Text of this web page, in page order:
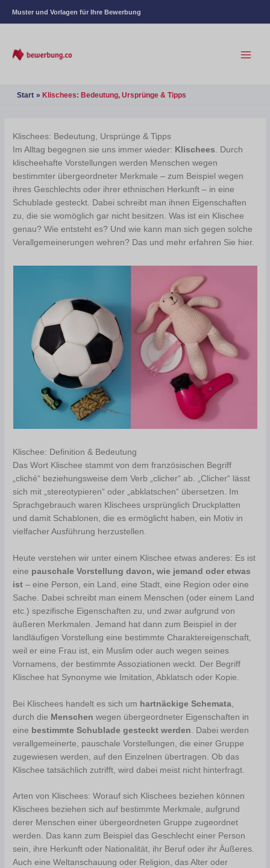
Muster und Vorlagen für Ihre Bewerbung
Start Klischees: Bedeutung, Ursprünge & Tipps
Klischees: Bedeutung, Ursprünge & Tipps
Im Alltag begegnen sie uns immer wieder: Klischees. Durch
klischeehafte Vorstellungen werden Menschen wegen
bestimmter übergeordneter Merkmale – zum Beispiel wegen
ihres Geschlechts oder ihrer ethnischen Herkunft – in eine
Schublade gesteckt. Dabei schreibt man ihnen Eigenschaften
zu, die sie womöglich gar nicht besitzen. Was ist ein Klischee
genau? Wie entsteht es? Und wie kann man sich gegen solche
Verallgemeinerungen wehren? Das und mehr erfahren Sie hier.
Klischee: Definition & Bedeutung
Das Wort Klischee stammt von dem französischen Begriff
„cliché“ beziehungsweise dem Verb „clicher“ ab. „Clicher“ lässt
sich mit „stereotypieren“ oder „abklatschen“ übersetzen. Im
Sprachgebrauch waren Klischees ursprünglich Druckplatten
und damit Schablonen, die es ermöglicht haben, ein Motiv in
vielfacher Ausführung herzustellen.
Heute verstehen wir unter einem Klischee etwas anderes: Es ist
eine pauschale Vorstellung davon, wie jemand oder etwas
ist – eine Person, ein Land, eine Stadt, eine Region oder eine
Sache. Dabei schreibt man einem Menschen (oder einem Land
etc.) spezifische Eigenschaften zu, und zwar aufgrund von
äußeren Merkmalen. Jemand hat dann zum Beispiel in der
landläufigen Vorstellung eine bestimmte Charaktereigenschaft,
weil er eine Frau ist, ein Muslim oder auch wegen seines
Vornamens, der bestimmte Assoziationen weckt. Der Begriff
Klischee hat Synonyme wie Imitation, Abklatsch oder Kopie.
Bei Klischees handelt es sich um hartnäckige Schemata
durch die Menschen wegen übergeordneter Eigenschaften in
eine bestimmte Schublade gesteckt werden . Dabei werden
verallgemeinerte, pauschale Vorstellungen, die einer Gruppe
zugewiesen werden, auf den Einzelnen übertragen. Ob das
Klischee tatsächlich zutrifft, wird dabei meist nicht hinterfragt.
Arten von Klischees: Worauf sich Klischees beziehen können
Klischees beziehen sich auf bestimmte Merkmale, aufgrund
derer Menschen einer übergeordneten Gruppe zugeordnet
werden. Das kann zum Beispiel das Geschlecht einer Person
sein, ihre Herkunft oder Nationalität, ihr Beruf oder ihr Äußeres.
Auch eine Weltanschauung oder Religion, das Alter oder